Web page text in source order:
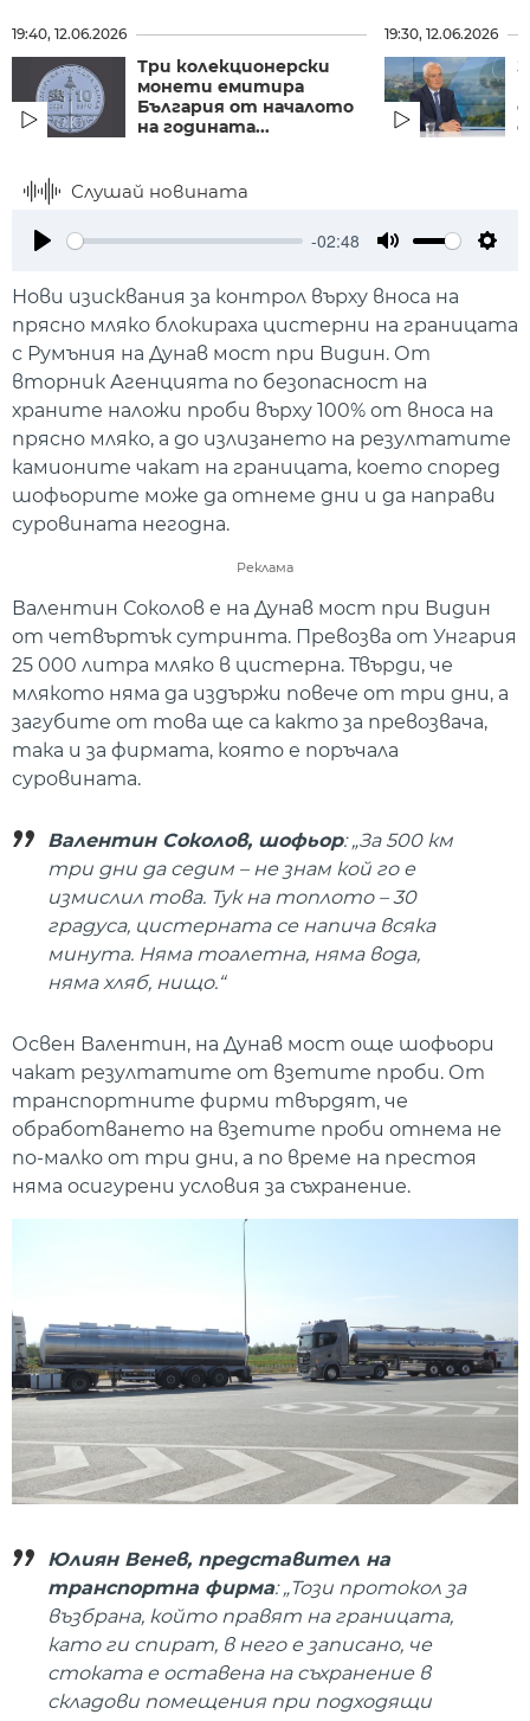
19:40, 12.06.2026
Три колекционерски
монети емитира
България от началото
на годината...
19:30, 12.06.2026
Слушай новината
-02:48
Нови изисквания за контрол върху вноса на
прясно мляко блокираха цистерни на границата
с Румъния на Дунав мост при Видин. От
вторник Агенцията по безопасност на
храните наложи проби върху 100% от вноса на
прясно мляко, а до излизането на резултатите
камионите чакат на границата, което според
шофьорите може да отнеме дни и да направи
суровината негодна.
Реклама
Валентин Соколов е на Дунав мост при Видин
от четвъртък сутринта. Превозва от Унгария
25 000 литра мляко в цистерна. Твърди, че
млякото няма да издържи повече от три дни, а
загубите от това ще са както за превозвача,
така и за фирмата, която е поръчала
суровината.
Валентин Соколов, шофьор: „За 500 км
три дни да седим – не знам кой го е
измислил това. Тук на топлото – 30
градуса, цистерната се напича всяка
минута. Няма тоалетна, няма вода,
няма хляб, нищо.“
Освен Валентин, на Дунав мост още шофьори
чакат резултатите от взетите проби. От
транспортните фирми твърдят, че
обработването на взетите проби отнема не
по-малко от три дни, а по време на престоя
няма осигурени условия за съхранение.
Юлиян Венев, представител на
транспортна фирма: „Този протокол за
възбрана, който правят на границата,
като ги спират, в него е записано, че
стоката е оставена на съхранение в
складови помещения при подходящи